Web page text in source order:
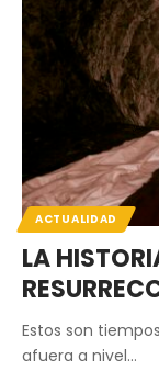
ACTUALIDAD
LA
Estos son
afuera a nivel…